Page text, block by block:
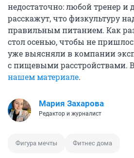
недостаточно: любой тренер и
расскажут, что физкультуру
правильным питанием. Как
стол осенью, чтобы не
уже выясняли в компании
с пищевыми расстройствами.
нашем материале.
Мария Захарова
Редактор и журналист
Фигура мечты Фитнес дома